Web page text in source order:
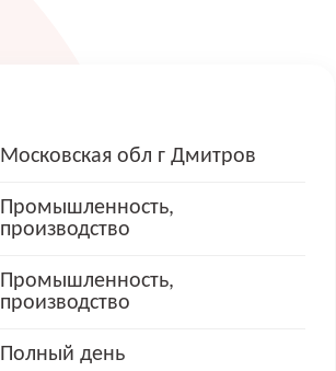
Московская обл г Дмитров
Промышленность,
производство
Промышленность,
производство
Полный день